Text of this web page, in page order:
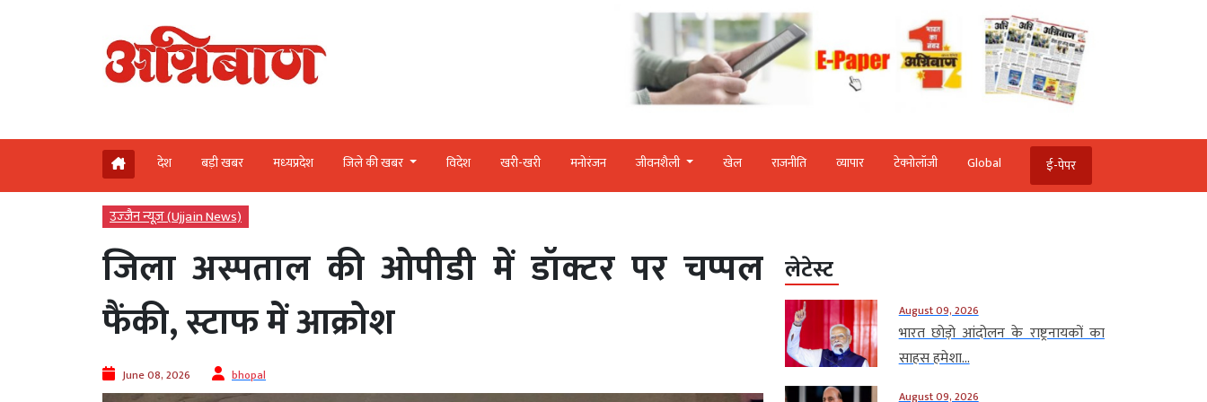
देश बड़ी खबर मध्‍यप्रदेश जिले की खबर विदेश खरी-खरी मनोरंजन जीवनशैली खेल राजनीति व्‍यापार टेक्‍नोलॉजी Global ई-पेपर
उज्‍जैन न्यूज़ (Ujjain News)
जिला अस्पताल की ओपीडी में डॉक्टर पर चप्पल
फैंकी, स्टाफ में आक्रोश
June 08, 2026 bhopal
लेटेस्ट
August 09, 2026
भारत छोड़ो आंदोलन के राष्ट्रनायकों का
साहस हमेशा...
August 09, 2026